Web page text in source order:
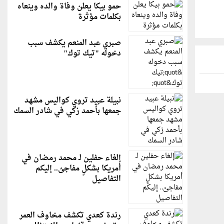
حمو بيكا يعلن وفاة والده وينعاه
بكلمات مؤثرة
صبري عبد المنعم يكشف سبب
دخوله "تيك توك"
نبيلة عبيد تروي كواليس مشهد
جمعها بأحمد زكي في شادر السمك
إلغاء حفلين لـ محمد رمضان في
أمريكا بشكلٍ مفاجئ.. إليكم
التفاصيل
رندة كعدي تكشف مخاوف العمر